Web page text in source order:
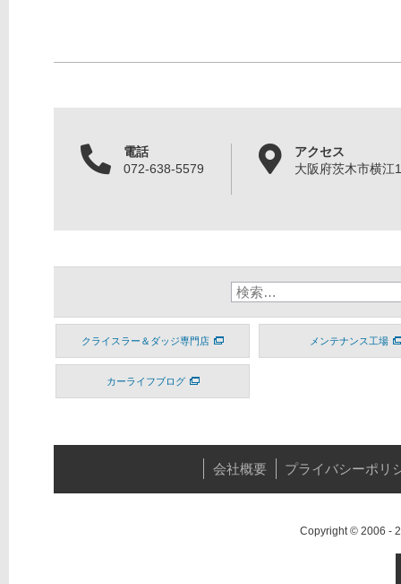
電話
072-638-5579
アクセス
大阪府茨木市横江
クライスラー＆ダッジ専門店 メンテナンス工場
カーライフブログ
会社概要 プライバシーポリ
Copyright © 2006 -